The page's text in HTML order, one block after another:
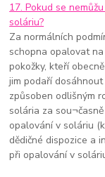
17. Pokud se
soláriu?
Za normálních
schopna opalovat
pokožky, kteří
jim podaří
způsoben odlišným
solária za
opalování v soláriu
dědičné dispozice a
při opalování v